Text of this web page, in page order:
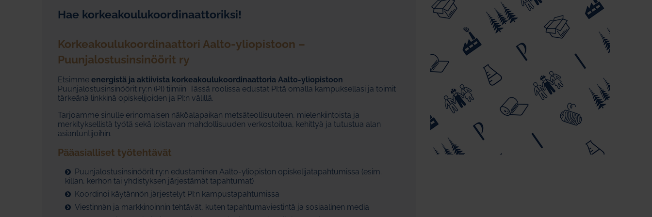
Hae korkeakoulukoordinaattoriksi!
Korkeakoulukoordinaattori Aalto-yliopistoon –
Puunjalostusinsinöörit ry
Etsimme energistä ja aktiivista korkeakoulukoordinaattoria Aalto-yliopistoon
Puunjalostusinsinöörit ry:n (PI) tiimiin. Tässä roolissa edustat PI:tä omalla kampuksellasi ja toimit
tärkeänä linkkinä opiskelijoiden ja PI:n välillä.
Tarjoamme sinulle erinomaisen näköalapaikan metsäteollisuuteen, mielenkiintoista ja
merkityksellistä työtä sekä loistavan mahdollisuuden verkostoitua, kehittyä ja tutustua alan
asiantuntijoihin.
Pääasialliset työtehtävät
Puunjalostusinsinöörit ry:n edustaminen Aalto-yliopiston opiskelijatapahtumissa (esim.
killan, kerhon tai yhdistyksen järjestämät tapahtumat)
Koordinoi käytännön järjestelyt PI:n kampustapahtumissa
Viestinnän ja markkinoinnin tehtävät, kuten tapahtumaviestintä ja sosiaalinen media